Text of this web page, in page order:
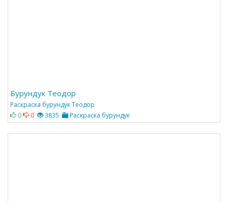
Бурундук Теодор
Раскраска бурундук Теодор
0
0 3835 Раскраска бурундук